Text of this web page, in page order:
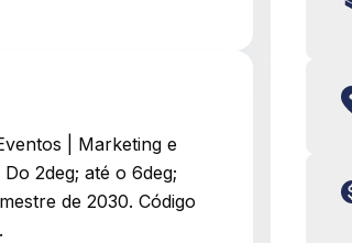
| Marketing e
2deg; até o 6deg;
de 2030. Código